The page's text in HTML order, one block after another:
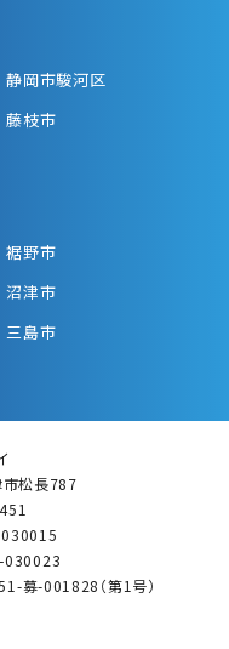
静岡市駿河区
藤枝市
裾野市
沼津市
三島市
松長787
募-001828（第1号）